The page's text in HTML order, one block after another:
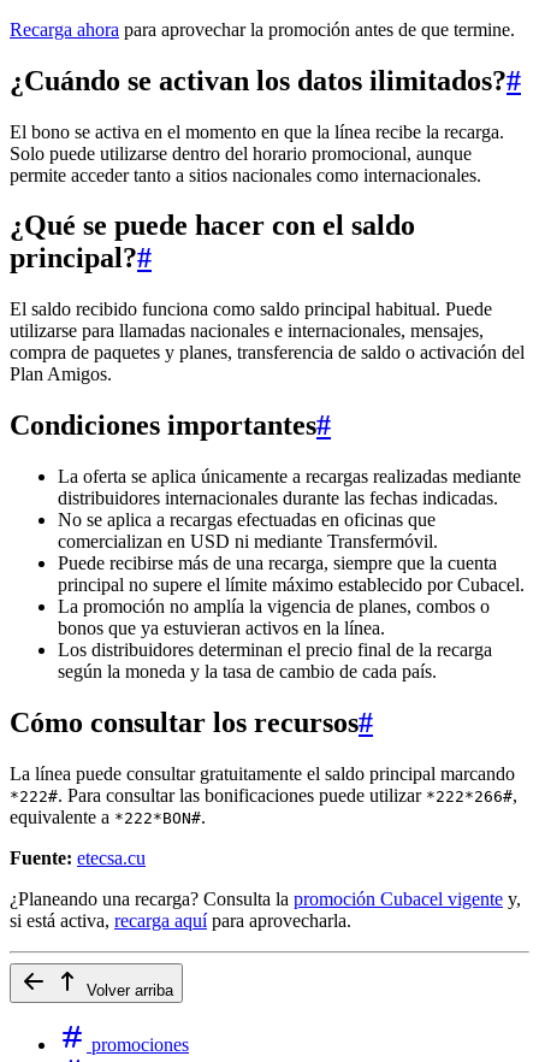
Recarga ahora para aprovechar la promoción antes de que termine.
¿Cuándo se activan los datos ilimitados?#
El bono se activa en el momento en que la línea recibe la recarga.
Solo puede utilizarse dentro del horario promocional, aunque
permite acceder tanto a sitios nacionales como internacionales.
¿Qué se puede hacer con el saldo
principal?#
El saldo recibido funciona como saldo principal habitual. Puede
utilizarse para llamadas nacionales e internacionales, mensajes,
compra de paquetes y planes, transferencia de saldo o activación del
Plan Amigos.
Condiciones importantes#
La oferta se aplica únicamente a recargas realizadas mediante
distribuidores internacionales durante las fechas indicadas.
No se aplica a recargas efectuadas en oficinas que
comercializan en USD ni mediante Transfermóvil.
Puede recibirse más de una recarga, siempre que la cuenta
principal no supere el límite máximo establecido por Cubacel.
La promoción no amplía la vigencia de planes, combos o
bonos que ya estuvieran activos en la línea.
Los distribuidores determinan el precio final de la recarga
según la moneda y la tasa de cambio de cada país.
Cómo consultar los recursos#
La línea puede consultar gratuitamente el saldo principal marcando
*222#. Para consultar las bonificaciones puede utilizar *222*266#,
equivalente a *222*BON#.
Fuente: etecsa.cu
¿Planeando una recarga? Consulta la promoción Cubacel vigente y,
si está activa, recarga aquípara aprovecharla.
Volver arriba
promociones